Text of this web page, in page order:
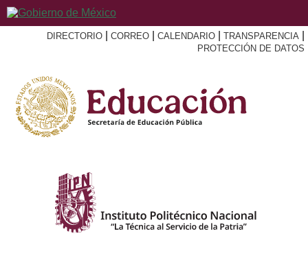
DIRECTORIO CORREO CALENDARIO TRANSPARENCIA
PROTECCIÓN DE DATOS